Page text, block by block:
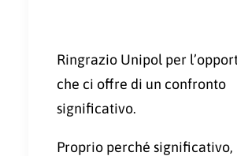
Ringrazio Unipol per
che ci offre di un confronto
significativo.
Proprio perché significativo,